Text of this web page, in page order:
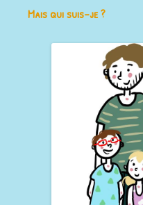
Mais qui suis-je ?